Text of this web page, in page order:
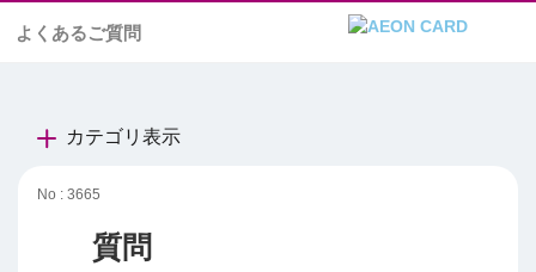
よくあるご質問
カテゴリ表示
No : 3665